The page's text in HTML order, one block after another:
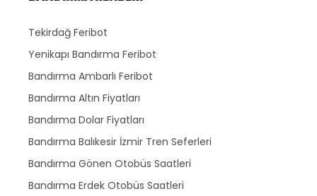
Tekirdağ Feribot
Yenikapı Bandırma Feribot
Bandırma Ambarlı Feribot
Bandırma Altın Fiyatları
Bandırma Dolar Fiyatları
Bandırma Balıkesir İzmir Tren Seferleri
Bandırma Gönen Otobüs Saatleri
Bandırma Erdek Otobüs Saatleri